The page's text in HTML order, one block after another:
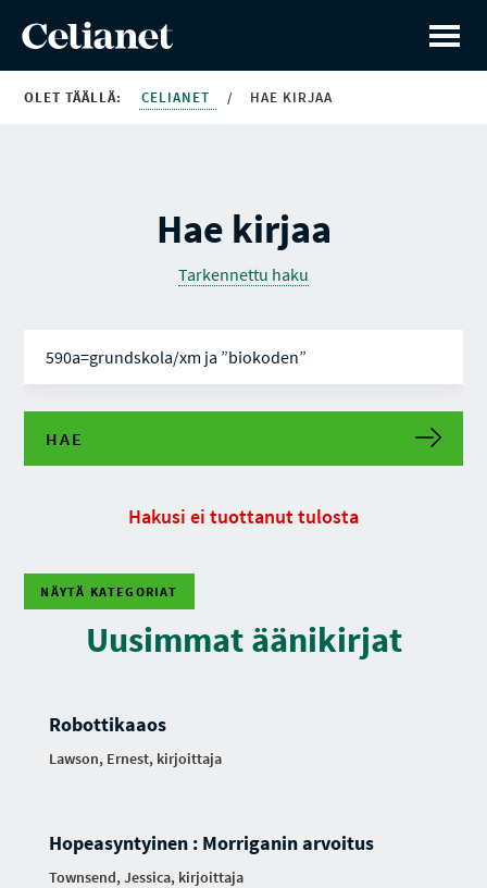
OLET TÄÄLLÄ: CELIANET / HAE KIRJAA
Hae kirjaa
Tarkennettu haku
HAE
Hakusi ei tuottanut tulosta
NÄYTÄ KATEGORIAT
Uusimmat äänikirjat
Robottikaaos
Lawson, Ernest, kirjoittaja
Hopeasyntyinen : Morriganin arvoitus
Townsend, Jessica, kirjoittaja